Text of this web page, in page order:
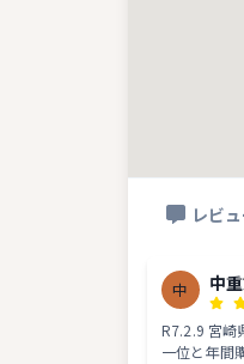
レビ
中 中
R7.2.9 宮崎
一位と年間